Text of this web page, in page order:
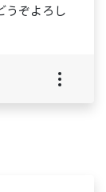
うぞよろし